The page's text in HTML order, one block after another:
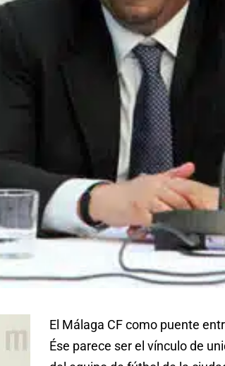
El Málaga CF como puente
Ése parece ser el vínculo de